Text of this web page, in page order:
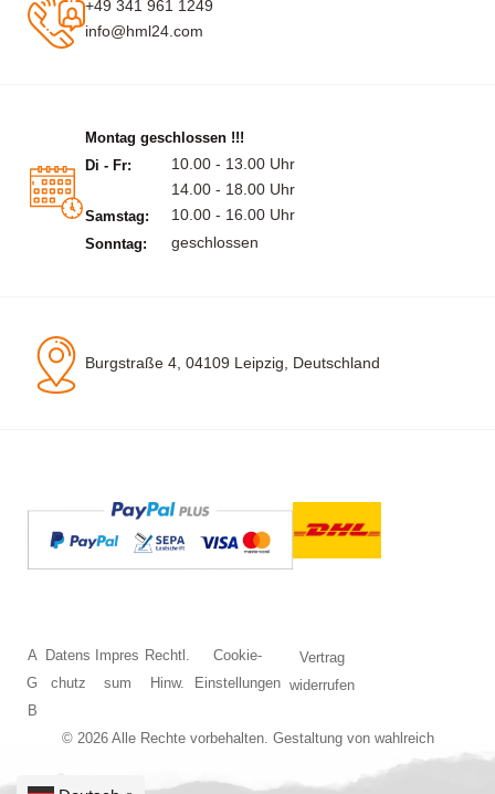
+49 341 961 1249
info@hml24.com
Montag geschlossen !!!
Di - Fr:
10.00 - 13.00 Uhr
14.00 - 18.00 Uhr
Samstag: 10.00 - 16.00 Uhr
Sonntag: geschlossen
Burgstraße 4, 04109 Leipzig, Deutschland
© 2026 Alle Rechte vorbehalten. Gestaltung von wahlreich
A
G
B
Datens
chutz
Impres
sum
Rechtl.
Hinw.
Cookie-
Einstellungen
Vertrag
widerrufen